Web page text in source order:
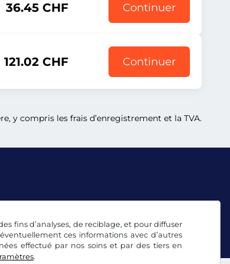
fins d’analyses, de reciblage, et pour diffuser
ces informations avec d’autres
effectué par nos soins et par des tiers en
.
36.45 CHF Continuer
121.02 CHF Continuer
y compris les frais d’enregistrement et la TVA.